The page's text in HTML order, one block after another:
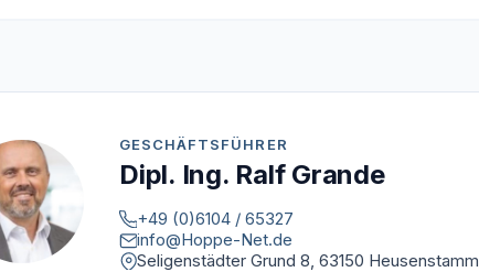
GESCHÄFTSFÜHRER
Dipl. Ing. Ralf Grande
+49 (0)6104 / 65327
info@Hoppe-Net.de
Seligenstädter Grund 8, 63150 Heusenstamm